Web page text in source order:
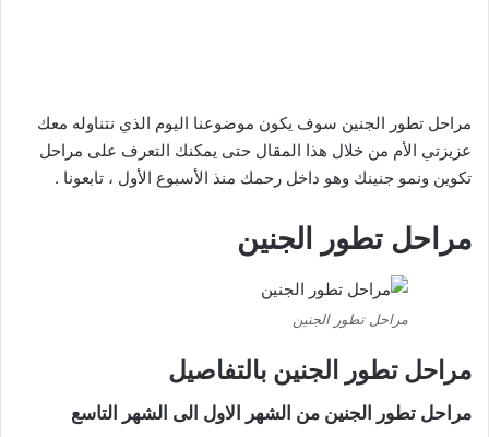
مراحل تطور الجنين سوف يكون موضوعنا اليوم الذي نتناوله معك
عزيزتي الأم من خلال هذا المقال حتى يمكنك التعرف على مراحل
تكوين ونمو جنينك وهو داخل رحمك منذ الأسبوع الأول ، تابعونا .
مراحل تطور الجنين
مراحل تطور الجنين
مراحل تطور الجنين بالتفاصيل
مراحل تطور الجنين من الشهر الاول الى الشهر التاسع